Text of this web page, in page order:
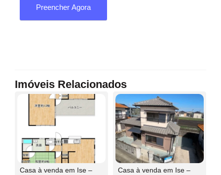
Preencher Agora
Imóveis Relacionados
Casa à venda em Ise –
Casa à venda em Ise –